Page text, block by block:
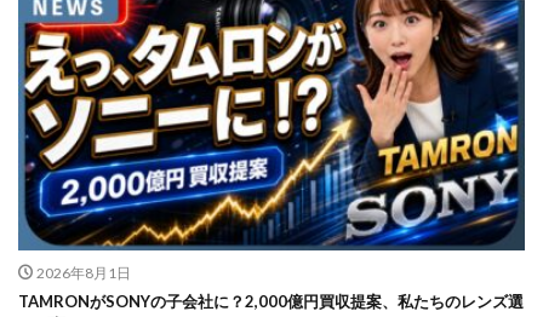
2026年8月1日
TAMRONがSONYの子会社に？2,000億円買収提案、私たちのレンズ選